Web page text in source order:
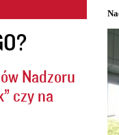
Nadzoru
czy na